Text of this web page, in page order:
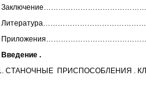
Введение .
СТАНОЧНЫЕ ПРИСПОСОБЛЕНИЯ .